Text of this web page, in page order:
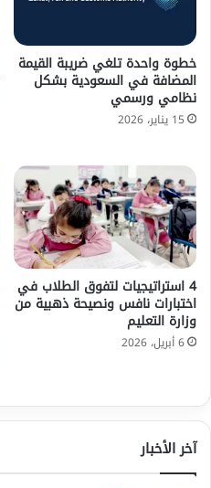
خطوة واحدة تلغي ضريبة القيمة
المضافة في السعودية بشكل
نظامي ورسمي
15 يناير، 2026
4 استراتيجيات لتفوق الطلاب في
اختبارات نافس ونصيحة ذهبية من
وزارة التعليم
6 أبريل، 2026
آخر الأخبار